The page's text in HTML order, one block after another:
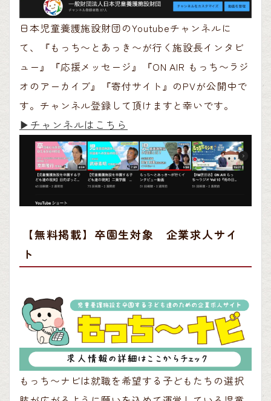
日本児童養護施設財団のYoutubeチャンネルに
て、『もっち〜とあっき〜が行く施設長インタビ
ュー』『応援メッセージ』『ON AIR もっち〜ラジ
オのアーカイブ』『寄付サイト』のPVが公開中で
す。チャンネル登録して頂けますと幸いです。
▶︎チャンネルはこちら
【無料掲載】卒園生対象 企業求人サイ
ト
もっち〜ナビは就職を希望する子どもたちの選択